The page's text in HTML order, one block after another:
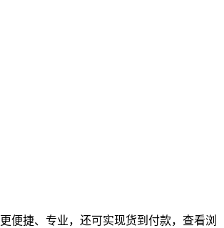
便捷、专业，还可实现货到付款，查看浏